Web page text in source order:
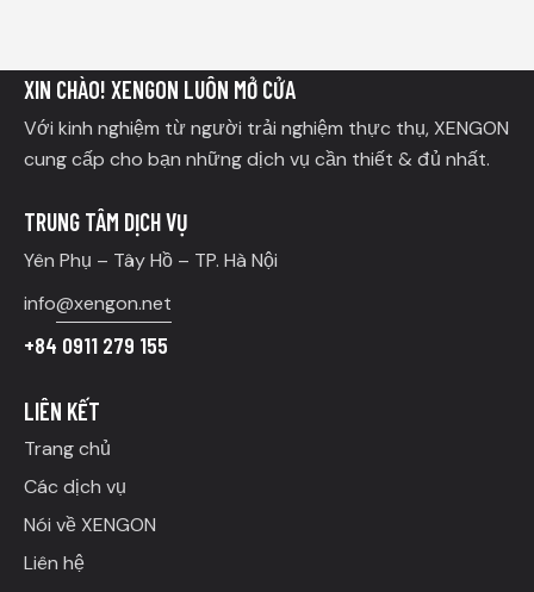
XIN CHÀO! XENGON LUÔN MỞ CỬA
Với kinh nghiệm từ người trải nghiệm thực thụ, XENGON
cung cấp cho bạn những dịch vụ cần thiết & đủ nhất.
TRUNG TÂM DỊCH VỤ
Yên Phụ – Tây Hồ – TP. Hà Nội
info@xengon.net
+84 0911 279 155
LIÊN KẾT
Trang chủ
Các dịch vụ
Nói về XENGON
Liên hệ